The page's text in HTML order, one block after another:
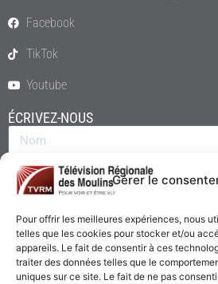
Gérer le
Pour offrir les meilleures expériences, nous
telles que les cookies pour stocker et/ou
appareils. Le fait de consentir à ces
traiter des données telles que le
uniques sur ce site. Le fait de ne pas
Facebook
TikTok
Youtube
ÉCRIVEZ-NOUS